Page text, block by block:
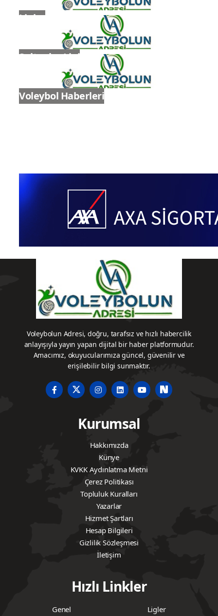
Ligler
Sultanlar Ligi
Voleybol Haberleri
Voleybolun Adresi, doğru, tarafsız ve hızlı habercilik
anlayışıyla yayın yapan dijital bir haber platformudur.
Amacımız, okuyucularımıza güncel, güvenilir ve
erişilebilir bilgi sunmaktır.
Kurumsal
Hakkımızda
Künye
KVKK Aydınlatma Metni
Çerez Politikası
Topluluk Kuralları
Yazarlar
Hizmet Şartları
Hesap Bilgileri
Gizlilik Sözleşmesi
İletişim
Hızlı Linkler
Genel Ligler